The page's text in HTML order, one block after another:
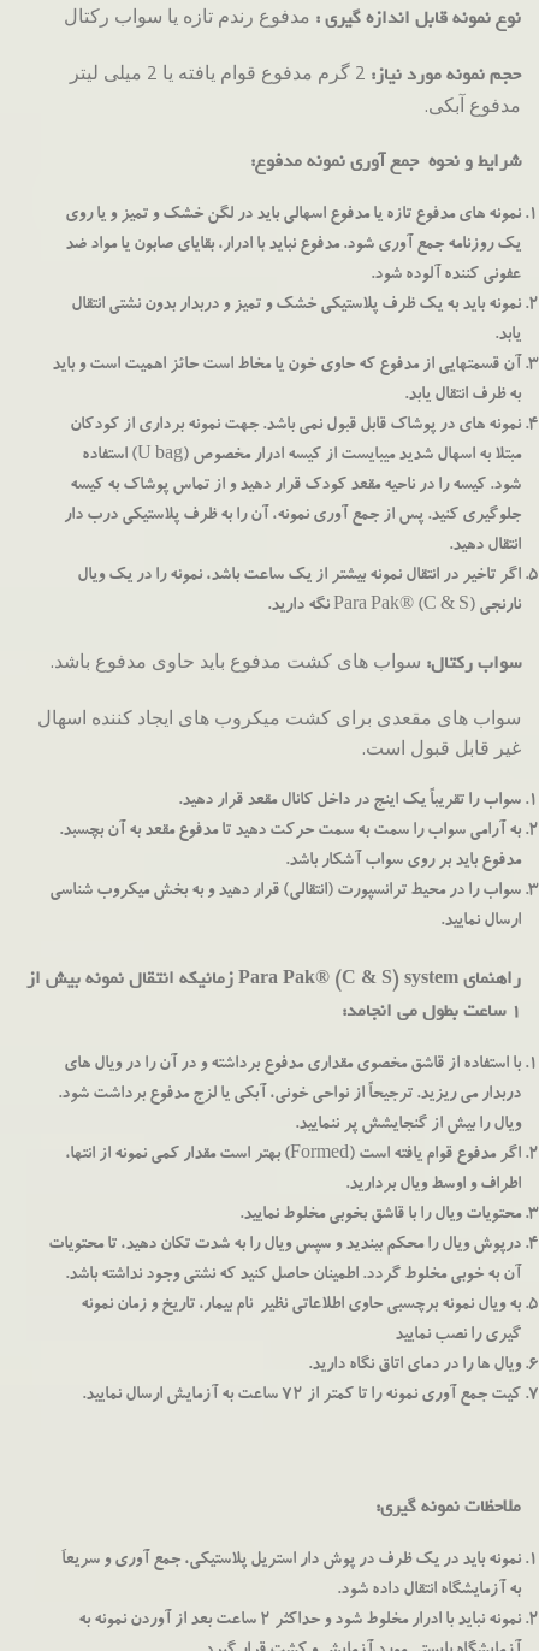
نوع نمونه قابل اندازه گیری : مدفوع رندم تازه یا سواب رکتال
حجم نمونه مورد نیاز:
2 گرم مدفوع قوام یافته یا 2 میلی لیتر
مدفوع آبکی.
شرایط و نحوه جمع آوری نمونه مدفوع:
نمونه های مدفوع تازه یا مدفوع اسهالی باید در لگن خشک و تمیز و یا روی
یک روزنامه جمع آوری شود. مدفوع نباید با ادرار، بقایای صابون یا مواد ضد
عفونی کننده آلوده شود.
نمونه باید به یک ظرف پلاستیکی خشک و تمیز و دربدار بدون نشتی انتقال
یابد.
آن قسمتهایی از مدفوع که حاوی خون یا مخاط است حائز اهمیت است و باید
به ظرف انتقال یابد.
نمونه های در پوشاک قابل قبول نمی باشد. جهت نمونه برداری از کودکان
مبتلا به اسهال شدید میبایست از کیسه ادرار مخصوص (U bag) استفاده
شود. کیسه را در ناحیه مقعد کودک قرار دهید و از تماس پوشاک به کیسه
جلوگیری کنید. پس از جمع آوری نمونه، آن را به ظرف پلاستیکی درب دار
انتقال دهید.
اگر تاخیر در انتقال نمونه بیشتر از یک ساعت باشد، نمونه را در یک ویال
نارنجی Para Pak® (C & S) نگه دارید.
سواب رکتال: سواب های کشت مدفوع باید حاوی مدفوع باشد.
سواب های مقعدی برای کشت میکروب های ایجاد کننده اسهال
غیر قابل قبول است.
سواب را تقریباً یک اینج در داخل کانال مقعد قرار دهید.
به آرامی سواب را سمت به سمت حرکت دهید تا مدفوع مقعد به آن بچسبد.
مدفوع باید بر روی سواب آشکار باشد.
سواب را در محیط ترانسپورت (انتقالی) قرار دهید و به بخش میکروب شناسی
ارسال نمایید.
راهنمایPara Pak® (C & S) systemزمانیکه انتقال نمونه بیش از
1 ساعت بطول می انجامد:
با استفاده از قاشق مخصوی مقداری مدفوع برداشته و در آن را در ویال های
دربدار می ریزید. ترجیحاً از نواحی خونی، آبکی یا لزج مدفوع برداشت شود.
ویال را بیش از گنجایشش پر ننمایید.
اگر مدفوع قوام یافته است (Formed) بهتر است مقدار کمی نمونه از انتها،
اطراف و اوسط ویال بردارید.
محتویات ویال را با قاشق بخوبی مخلوط نمایید.
درپوش ویال را محکم ببندید و سپس ویال را به شدت تکان دهید، تا محتویات
آن به خوبی مخلوط گردد. اطمینان حاصل کنید که نشتی وجود نداشته باشد.
به ویال نمونه برچسبی حاوی اطلاعاتی نظیر نام بیمار، تاریخ و زمان نمونه
گیری را نصب نمایید
ویال ها را در دمای اتاق نگاه دارید.
کیت جمع آوری نمونه را تا کمتر از 72 ساعت به آزمایش ارسال نمایید.
ملاحظات نمونه گیری:
نمونه بايد در يك ظرف در پوش دار استریل پلاستیکی، جمع آوري و سريعاَ
به آزمايشگاه انتقال داده شود.
نمونه نبايد با ادرار مخلوط شود و حداكثر 2 ساعت بعد از آوردن نمونه به